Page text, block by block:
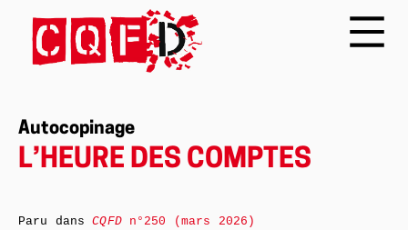
Autocopinage
L’HEURE DES COMPTES
Paru dansCQFDn°250 (mars 2026)